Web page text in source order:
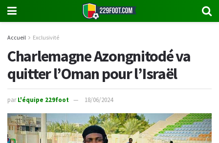
Accueil Exclusivité
Charlemagne Azongnitodé va
quitter l’Oman pour l’Israël
par L'équipe 229foot 18/06/2024